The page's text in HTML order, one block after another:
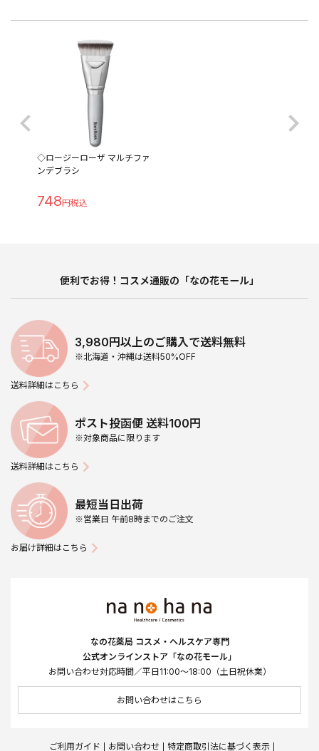
◇ロージーローザ マルチファ
ンデブラシ
748
便利でお得！コスメ通販の「なの花モール」
3,980円以上のご購入で送料無料
※北海道・沖縄は送料50%OFF
送料詳細はこちら
ポスト投函便 送料100円
※対象商品に限ります
送料詳細はこちら
最短当日出荷
※営業日 午前8時までのご注文
お届け詳細はこちら
なの花薬局 コスメ・ヘルスケア専門
公式オンラインストア「なの花モール」
お問い合わせ対応時間／平日11:00～18:00（土日祝休業）
お問い合わせはこちら
ご利用ガイド お問い合わせ 特定商取引法に基づく表示